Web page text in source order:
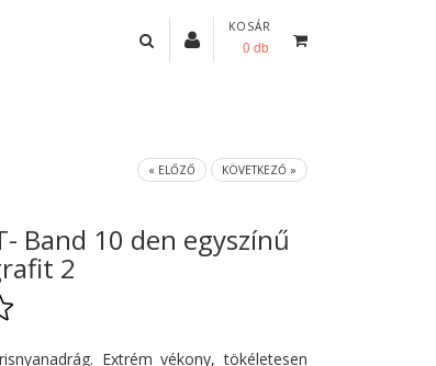
KOSÁR
0 db
« ELŐZŐ KÖVETKEZŐ »
Band 10 den egyszínű
2
Extrém vékony, tökéletesen